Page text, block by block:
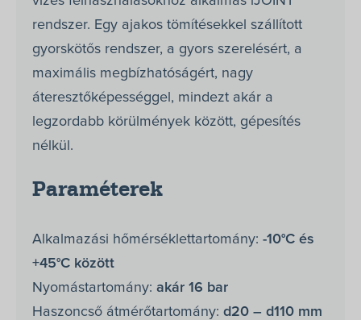
rendszer. Egy ajakos tömítésekkel szállított
gyorskötős rendszer, a gyors szerelésért, a
maximális megbízhatóságért, nagy
áteresztőképességgel, mindezt akár a
legzordabb körülmények között, gépesítés
nélkül.
Paraméterek
Alkalmazási hőmérséklettartomány: -10°C és
+45°C között
Nyomástartomány: akár 16 bar
Haszoncső átmérőtartomány: d20 – d110 mm